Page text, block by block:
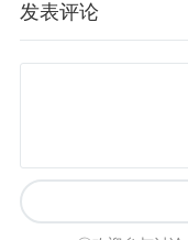
发表评论